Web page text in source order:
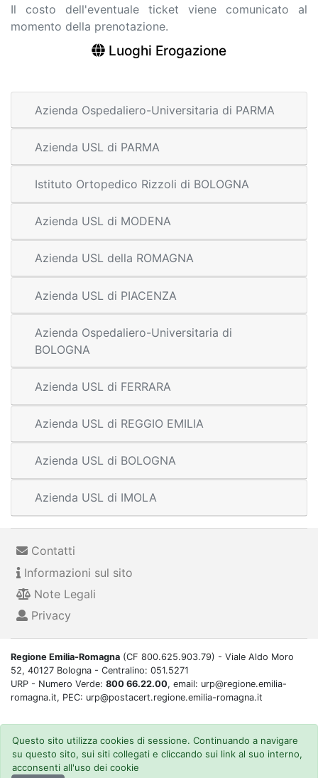
Il costo dell'eventuale ticket viene comunicato al
momento della prenotazione.
Luoghi Erogazione
Azienda Ospedaliero-Universitaria di PARMA
Azienda USL di PARMA
Istituto Ortopedico Rizzoli di BOLOGNA
Azienda USL di MODENA
Azienda USL della ROMAGNA
Azienda USL di PIACENZA
Azienda Ospedaliero-Universitaria di
BOLOGNA
Azienda USL di FERRARA
Azienda USL di REGGIO EMILIA
Azienda USL di BOLOGNA
Azienda USL di IMOLA
Contatti
Informazioni sul sito
Note Legali
Privacy
Regione Emilia-Romagna (CF 800.625.903.79) - Viale Aldo Moro
52, 40127 Bologna - Centralino: 051.5271
URP - Numero Verde: 800 66.22.00, email: urp@regione.emilia-
romagna.it, PEC: urp@postacert.regione.emilia-romagna.it
Questo sito utilizza cookies di sessione. Continuando a navigare
su questo sito, sui siti collegati e cliccando sui link al suo interno,
acconsenti all'uso dei cookie